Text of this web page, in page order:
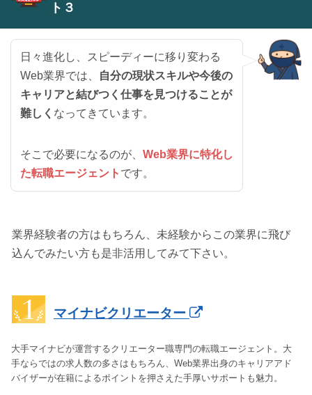
ト３
日々進化し、スピーディーに移り変わる
Web業界では、
自分の現状スキルや今後の
キャリアと結びつく仕事を見つけることが
難しく なってきています。
そこで必要になるのが、 Web業界に特化し
た転職エージェント です。
業界経験者の方はもちろん、未経験からこの業界に飛び
込んでみたい方も是非活用してみて下さい。
マイナビクリエーター
大手マイナビが運営するクリエーター職専門の転職エージェント。大
手ならではの求人数の多さはもちろん、Web業界出身のキャリアアド
バイザーが在籍によるポイントを押さえた手厚いサポートも魅力。